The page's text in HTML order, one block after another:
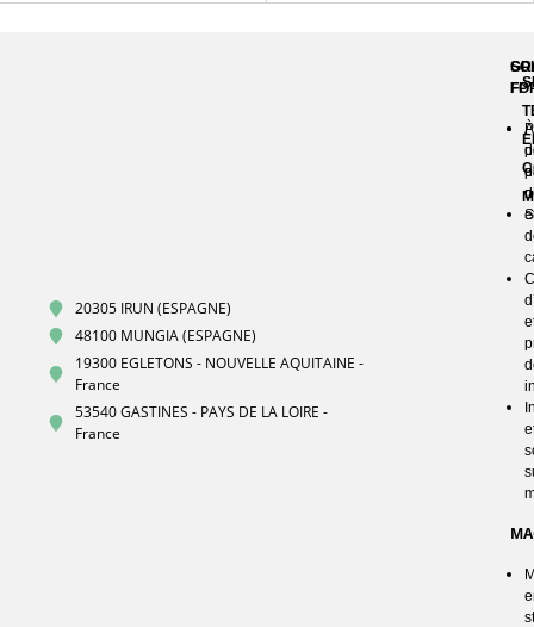
20305 IRUN (ESPAGNE)
48100 MUNGIA (ESPAGNE)
19300 EGLETONS - NOUVELLE AQUITAINE -
France
53540 GASTINES - PAYS DE LA LOIRE -
France
FP
À